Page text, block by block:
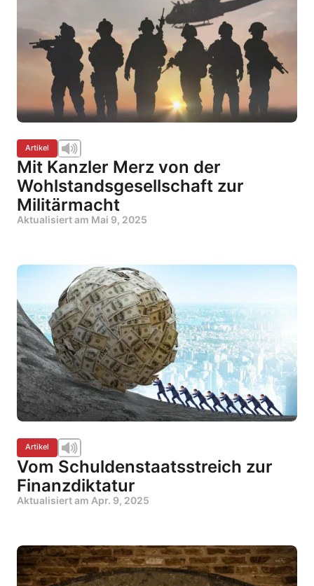
Artikel
Mit Kanzler Merz von der
Wohlstandsgesellschaft zur
Militärmacht
Aktualisiert am Mai 9, 2025
Artikel
Vom Schuldenstaatsstreich zur
Finanzdiktatur
Aktualisiert am Apr. 9, 2025